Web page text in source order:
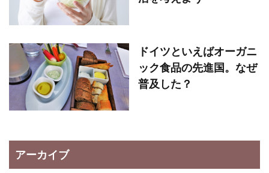
ドイツといえばオーガニ
ック食品の先進国。なぜ
普及した？
アーカイブ